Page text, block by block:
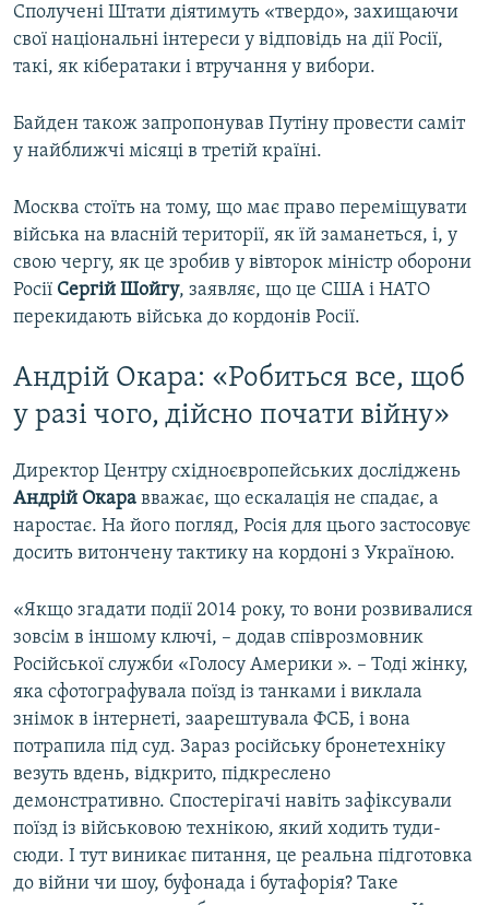
Сполучені Штати діятимуть «твердо», захищаючи
свої національні інтереси у відповідь на дії Росії,
такі, як кібератаки і втручання у вибори.
Байден також запропонував Путіну провести саміт
у найближчі місяці в третій країні.
Москва стоїть на тому, що має право переміщувати
війська на власній території, як їй заманеться, і, у
свою чергу, як це зробив у вівторок міністр оборони
Росії Сергій Шойгу, заявляє, що це США і НАТО
перекидають війська до кордонів Росії.
Андрій Окара: «Робиться все, щоб
у разі чого, дійсно почати війну»
Директор Центру східноєвропейських досліджень
Андрій Окара вважає, що ескалація не спадає, а
наростає. На його погляд, Росія для цього застосовує
досить витончену тактику на кордоні з Україною.
«Якщо згадати події 2014 року, то вони розвивалися
зовсім в іншому ключі, – додав співрозмовник
Російської служби «Голосу Америки ». – Тоді жінку,
яка сфотографувала поїзд із танками і виклала
знімок в інтернеті, заарештувала ФСБ, і вона
потрапила під суд. Зараз російську бронетехніку
везуть вдень, відкрито, підкреслено
демонстративно. Спостерігачі навіть зафіксували
поїзд із військовою технікою, який ходить туди-
сюди. І тут виникає питання, це реальна підготовка
до війни чи шоу, буфонада і бутафорія? Таке